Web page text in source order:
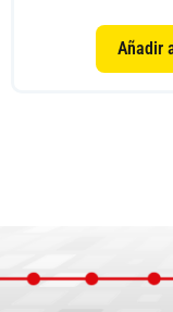
Añadir